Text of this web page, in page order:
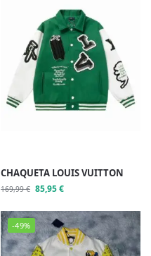
CHAQUETA LOUIS VUITTON
169,99€ 85,95€
-49%